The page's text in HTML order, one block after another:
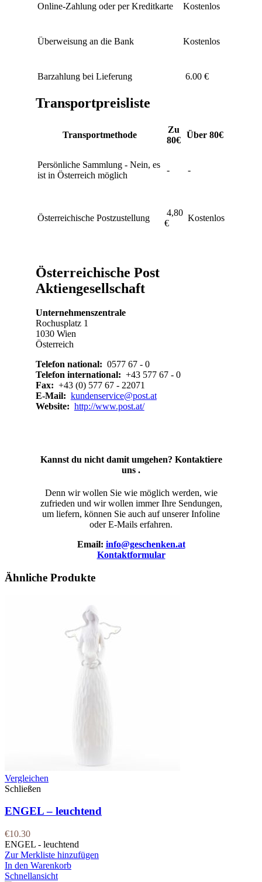
Online-Zahlung oder per Kreditkarte Kostenlos
Überweisung an die Bank Kostenlos
Barzahlung bei Lieferung 6.00 €
Transportpreisliste
Transportmethode
Zu
80€
Über 80€
Persönliche Sammlung - Nein, es
ist in Österreich möglich
- -
Österreichische Postzustellung
4,80
€
Kostenlos
Österreichische Post
Aktiengesellschaft
Unternehmenszentrale
Rochusplatz 1
1030 Wien
Österreich
Telefon national: 0577 67 - 0
Telefon international: +43 577 67 - 0
Fax: +43 (0) 577 67 - 22071
E-Mail: kundenservice@post.at
Website: http://www.post.at/
Kannst du nicht damit umgehen? Kontaktiere
uns .
Denn wir wollen Sie wie möglich werden, wie
zufrieden und wir wollen immer Ihre Sendungen,
um liefern, können Sie auch auf unserer Infoline
oder E-Mails erfahren.
Email: info@geschenken.at
Kontaktformular
Ähnliche Produkte
Vergleichen
Schließen
ENGEL – leuchtend
€10.30
ENGEL - leuchtend
Zur Merkliste hinzufügen
In den Warenkorb
Schnellansicht